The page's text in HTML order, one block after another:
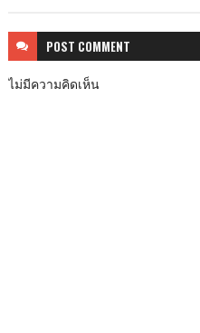
POST COMMENT
ไม่มีความคิดเห็น